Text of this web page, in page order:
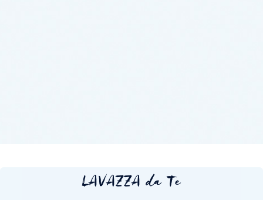
LAVAZZA da Te